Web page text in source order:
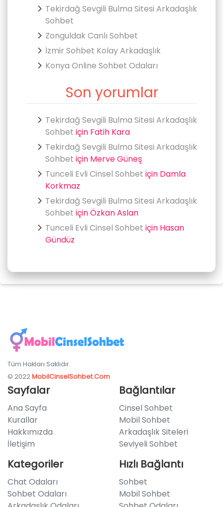
Tekirdağ Sevgili Bulma Sitesi Arkadaşlık
Sohbet
Zonguldak Canlı Sohbet
İzmir Sohbet Kolay Arkadaşlık
Konya Online Sohbet Odaları
Son yorumlar
Tekirdağ Sevgili Bulma Sitesi Arkadaşlık
Sohbet için Fatih Kara
Tekirdağ Sevgili Bulma Sitesi Arkadaşlık
Sohbet için Merve Güneş
Tunceli Evli Cinsel Sohbet için Damla
Korkmaz
Tekirdağ Sevgili Bulma Sitesi Arkadaşlık
Sohbet içinÖzkan Aslan
Tunceli Evli Cinsel Sohbet için Hasan
Gündüz
Tüm Hakları Saklıdır.
© 2022MobilCinselSohbet.Com
Sayfalar
Ana Sayfa
Kurallar
Hakkımızda
İletişim
Bağlantılar
Cinsel Sohbet
Mobil Sohbet
Arkadaşlık Siteleri
Seviyeli Sohbet
Kategoriler
Chat Odaları
Sohbet Odaları
Hızlı Bağlantı
Sohbet
Mobil Sohbet